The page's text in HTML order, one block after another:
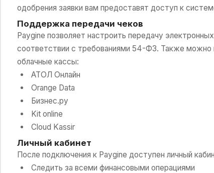
одобрения заявки вам предоставят доступ к
Поддержка передачи чеков
Paygine позволяет настроить передачу
соответствии с требованиями 54-ФЗ. Также можно
облачные кассы:
АТОЛ Онлайн
Orange Data
Бизнес.ру
Kit online
Cloud Kassir
Личный кабинет
После подключения к Paygine доступен личный
Следить за всеми финансовыми операциями